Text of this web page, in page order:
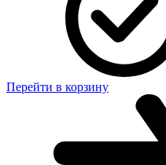
Перейти в корзину